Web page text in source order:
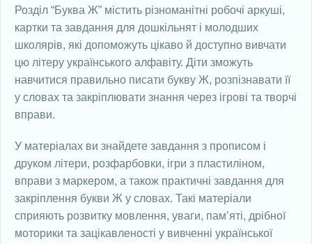
Розділ “Буква Ж” містить різноманітні робочі аркуші,
картки та завдання для дошкільнят і молодших
школярів, які допоможуть цікаво й доступно вивчати
цю літеру українського алфавіту. Діти зможуть
навчитися правильно писати букву Ж, розпізнавати її
у словах та закріплювати знання через ігрові та творчі
вправи.
У матеріалах ви знайдете завдання з прописом і
друком літери, розфарбовки, ігри з пластиліном,
вправи з маркером, а також практичні завдання для
закріплення букви Ж у словах. Такі матеріали
сприяють розвитку мовлення, уваги, пам’яті, дрібної
моторики та зацікавленості у вивченні української